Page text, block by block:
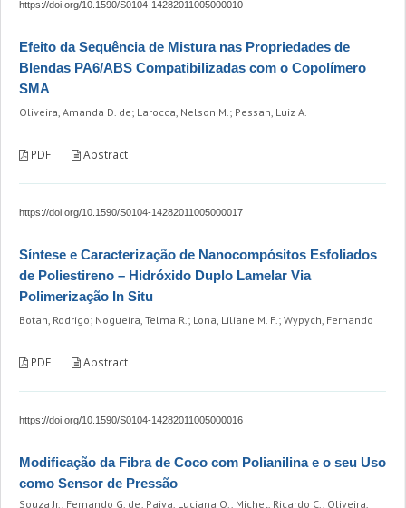
https://doi.org/10.1590/S0104-14282011005000010
Efeito da Sequência de Mistura nas Propriedades de
Blendas PA6/ABS Compatibilizadas com o Copolímero
SMA
Oliveira, Amanda D. de; Larocca, Nelson M.; Pessan, Luiz A.
PDF Abstract
https://doi.org/10.1590/S0104-14282011005000017
Síntese e Caracterização de Nanocompósitos Esfoliados
de Poliestireno – Hidróxido Duplo Lamelar Via
Polimerização In Situ
Botan, Rodrigo; Nogueira, Telma R.; Lona, Liliane M. F.; Wypych, Fernando
PDF Abstract
https://doi.org/10.1590/S0104-14282011005000016
Modificação da Fibra de Coco com Polianilina e o seu Uso
como Sensor de Pressão
Souza Jr., Fernando G. de; Paiva, Luciana O.; Michel, Ricardo C.; Oliveira,